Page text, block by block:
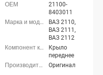
21100-
8403011
ВАЗ 2110,
ВАЗ 2111,
ВАЗ 2112
Крыло
переднее
Оригинал